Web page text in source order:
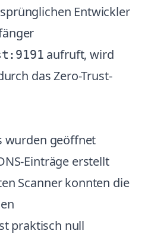
Entwickler
aufruft, wird
das Zero-Trust-
wurden geöffnet
Einträge erstellt
Scanner konnten die
praktisch null